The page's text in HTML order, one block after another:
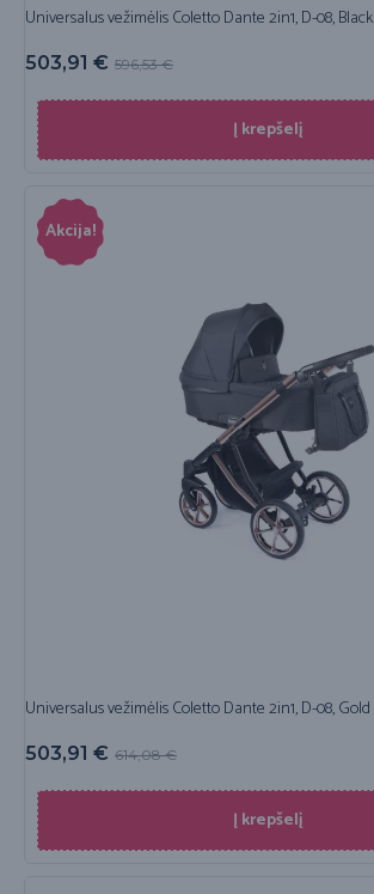
Universalus vežimėlis Coletto Dante 2in1, D-08, Black
596,53€
503,91 €
Į krepšelį
Akcija!
Universalus vežimėlis Coletto Dante 2in1, D-08, Gold
614,08€
503,91 €
Į krepšelį